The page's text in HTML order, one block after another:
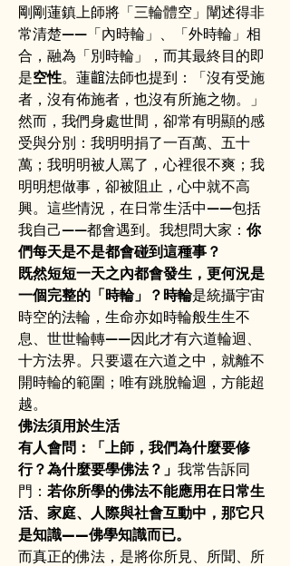
剛剛蓮鎮上師將「三輪體空」闡述得非
常清楚——「內時輪」、「外時輪」相
合，融為「別時輪」，而其最終目的即
是空性。蓮𪘲法師也提到：「沒有受施
者，沒有佈施者，也沒有所施之物。」
然而，我們身處世間，卻常有明顯的感
受與分別：我明明捐了一百萬、五十
萬；我明明被人罵了，心裡很不爽；我
明明想做事，卻被阻止，心中就不高
興。這些情況，在日常生活中——包括
我自己——都會遇到。我想問大家： 你
們每天是不是都會碰到這種事？
既然短短一天之內都會發生，更何況是
一個完整的「時輪」？時輪是統攝宇宙
時空的法輪，生命亦如時輪般生生不
息、世世輪轉——因此才有六道輪迴、
十方法界。只要還在六道之中，就離不
開時輪的範圍；唯有跳脫輪迴，方能超
越。
佛法須用於生活
有人會問：「上師，我們為什麼要修
行？為什麼要學佛法？」 我常告訴同
門： 若你所學的佛法不能應用在日常生
活、家庭、人際與社會互動中，那它只
是知識——佛學知識而已。
而真正的佛法，是將你所見、所聞、所